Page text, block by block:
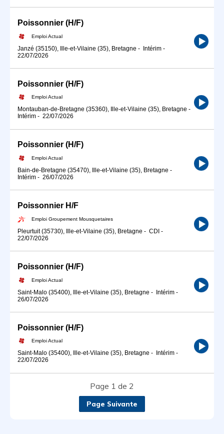
Poissonnier (H/F)
Emploi Actual
Janzé (35150), Ille-et-Vilaine (35), Bretagne - Intérim -
22/07/2026
Poissonnier (H/F)
Emploi Actual
Montauban-de-Bretagne (35360), Ille-et-Vilaine (35), Bretagne -
Intérim - 22/07/2026
Poissonnier (H/F)
Emploi Actual
Bain-de-Bretagne (35470), Ille-et-Vilaine (35), Bretagne -
Intérim - 26/07/2026
Poissonnier H/F
Emploi Groupement Mousquetaires
Pleurtuit (35730), Ille-et-Vilaine (35), Bretagne - CDI -
22/07/2026
Poissonnier (H/F)
Emploi Actual
Saint-Malo (35400), Ille-et-Vilaine (35), Bretagne - Intérim -
26/07/2026
Poissonnier (H/F)
Emploi Actual
Saint-Malo (35400), Ille-et-Vilaine (35), Bretagne - Intérim -
22/07/2026
Page 1 de 2
Page Suivante